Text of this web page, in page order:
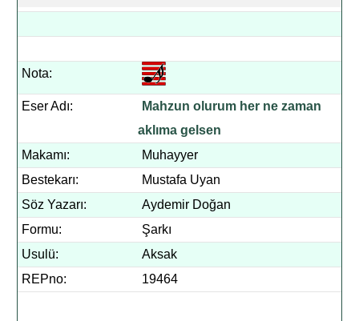
Nota:
Eser Adı:
Mahzun olurum her ne zaman
aklıma gelsen
Makamı:
Muhayyer
Bestekarı:
Mustafa Uyan
Söz Yazarı:
Aydemir Doğan
Formu:
Şarkı
Usulü:
Aksak
REPno:
19464